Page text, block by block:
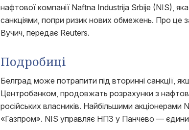
нафтової компанії Naftna Industrija Srbije (NIS),
санкціями, попри ризик нових обмежень. Про це
Вучич, передає Reuters.
Подробиці
Белград може потрапити під вторинні санкції,
Центробанком, продовжать розрахунки з
російських власників. Найбільшими акціонерами
«Газпром». NIS управляє НПЗ у Панчево —